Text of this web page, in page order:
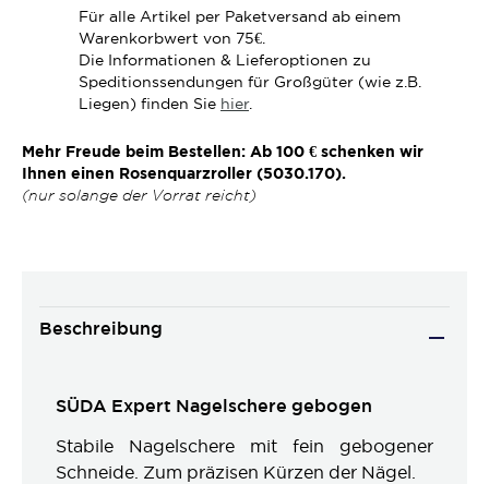
Für alle Artikel per Paketversand ab einem
Warenkorbwert von 75€.
Die Informationen & Lieferoptionen zu
Speditionssendungen für Großgüter (wie z.B.
Liegen) finden Sie hier.
Mehr Freude beim Bestellen: Ab 100 € schenken wir
Ihnen einen Rosenquarzroller (5030.170).
(nur solange der Vorrat reicht)
Beschreibung
SÜDA Expert Nagelschere gebogen
Stabile Nagelschere mit fein gebogener
Schneide. Zum präzisen Kürzen der Nägel.